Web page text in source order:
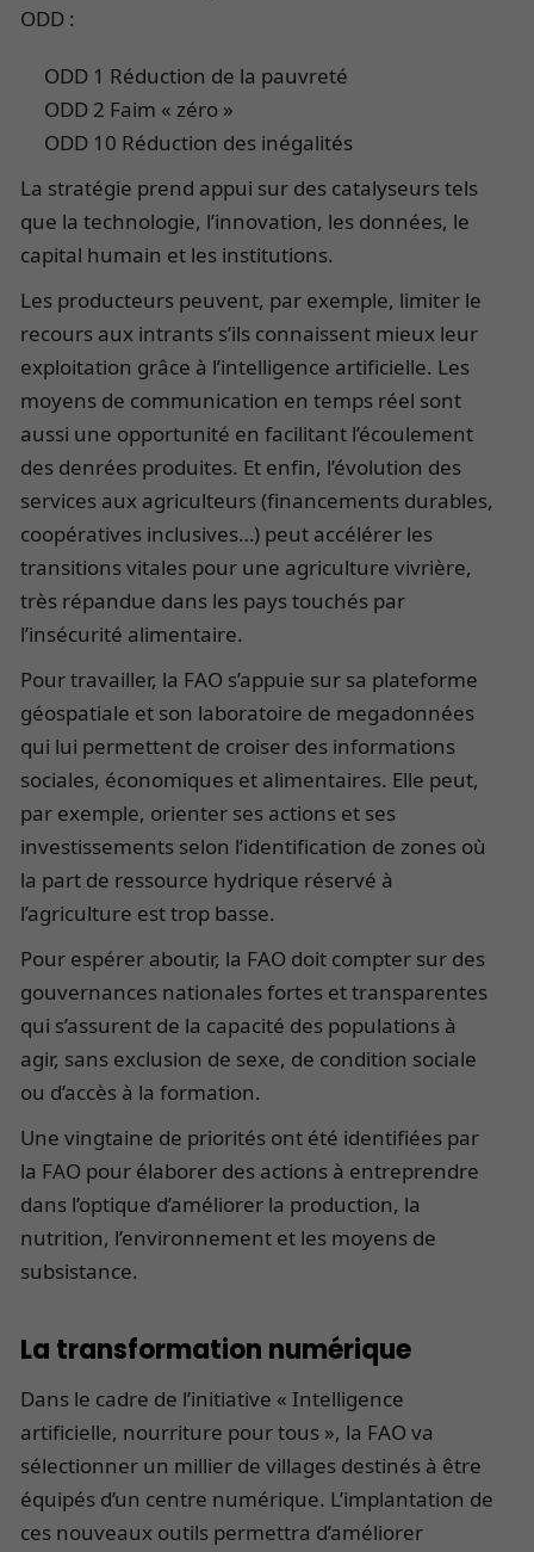
ODD :
ODD 1 Réduction de la pauvreté
ODD 2 Faim « zéro »
ODD 10 Réduction des inégalités
La stratégie prend appui sur des catalyseurs tels
que la technologie, l’innovation, les données, le
capital humain et les institutions.
Les producteurs peuvent, par exemple, limiter le
recours aux intrants s’ils connaissent mieux leur
exploitation grâce à l’intelligence artificielle. Les
moyens de communication en temps réel sont
aussi une opportunité en facilitant l’écoulement
des denrées produites. Et enfin, l’évolution des
services aux agriculteurs (financements durables,
coopératives inclusives…) peut accélérer les
transitions vitales pour une agriculture vivrière,
très répandue dans les pays touchés par
l’insécurité alimentaire.
Pour travailler, la FAO s’appuie sur sa plateforme
géospatiale et son laboratoire de megadonnées
qui lui permettent de croiser des informations
sociales, économiques et alimentaires. Elle peut,
par exemple, orienter ses actions et ses
investissements selon l’identification de zones où
la part de ressource hydrique réservé à
l’agriculture est trop basse.
Pour espérer aboutir, la FAO doit compter sur des
gouvernances nationales fortes et transparentes
qui s’assurent de la capacité des populations à
agir, sans exclusion de sexe, de condition sociale
ou d’accès à la formation.
Une vingtaine de priorités ont été identifiées par
la FAO pour élaborer des actions à entreprendre
dans l’optique d’améliorer la production, la
nutrition, l’environnement et les moyens de
subsistance.
La transformation numérique
Dans le cadre de l’initiative « Intelligence
artificielle, nourriture pour tous », la FAO va
sélectionner un millier de villages destinés à être
équipés d’un centre numérique. L’implantation de
ces nouveaux outils permettra d’améliorer